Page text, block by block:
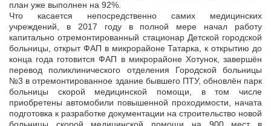
план уже выполнен на 92%.
Что касается непосредственно самих медицинских
учреждений, в 2017 году в полной мере начал работу
капитально отремонтированный стационар Детской городской
больницы, открыт ФАП в микрорайоне Татарка, к открытию до
конца года готовится ФАП в микрорайоне Хотунок, завершён
перевод поликлинического отделения Городской больницы
№3 в отремонтированное здание бывшего ПТУ, обновлён парк
больницы скорой медицинской помощи, в том числе
приобретены автомобили повышенной проходимости, начата
подготовка к разработке документации на строительство новой
больницы скорой медицинской помощи на 900 мест в